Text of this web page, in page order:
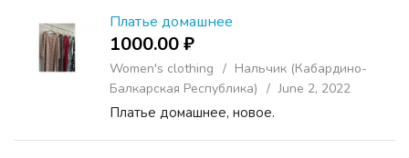
Платье домашнее
1000.00 ₽
Women's clothing
Нальчик (Кабардино-
Балкарская Республика)
June 2, 2022
Платье домашнее, новое.